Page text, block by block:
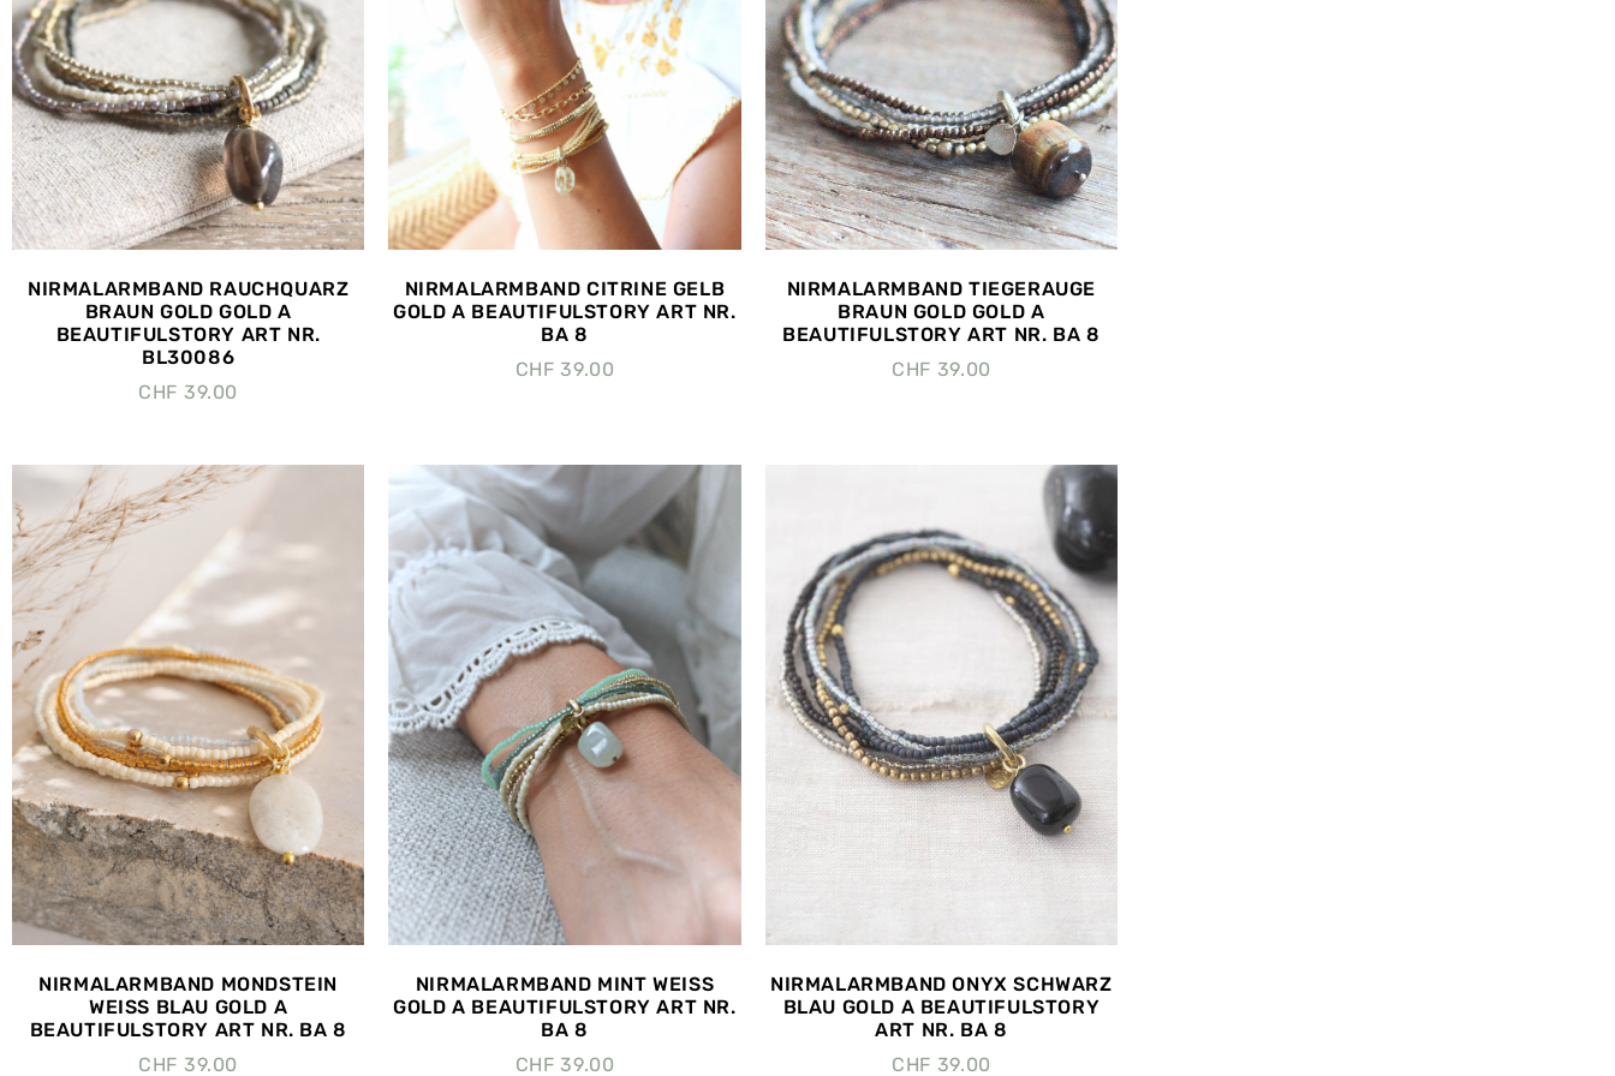
NIRMALARMBAND RAUCHQUARZ
BRAUN GOLD GOLD A
BEAUTIFULSTORY ART NR.
BL30086
CHF 39.00
NIRMALARMBAND CITRINE GELB
GOLD A BEAUTIFULSTORY ART NR.
BA 8
CHF 39.00
NIRMALARMBAND TIEGERAUGE
BRAUN GOLD GOLD A
BEAUTIFULSTORY ART NR. BA 8
CHF 39.00
NIRMALARMBAND MONDSTEIN
WEISS BLAU GOLD A
BEAUTIFULSTORY ART NR. BA 8
CHF 39.00
NIRMALARMBAND MINT WEISS
GOLD A BEAUTIFULSTORY ART NR.
BA 8
CHF 39.00
NIRMALARMBAND ONYX SCHWARZ
BLAU GOLD A BEAUTIFULSTORY
ART NR. BA 8
CHF 39.00